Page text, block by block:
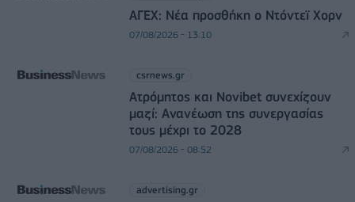
ΑΓΕΧ: Νέα προσθήκη ο Ντόντεϊ Χορν
07/08/2026 - 13:10
csrnews.gr
Ατρόμητος και Novibet συνεχίζουν
μαζί: Ανανέωση της συνεργασίας
τους μέχρι το 2028
07/08/2026 - 08:52
advertising.gr